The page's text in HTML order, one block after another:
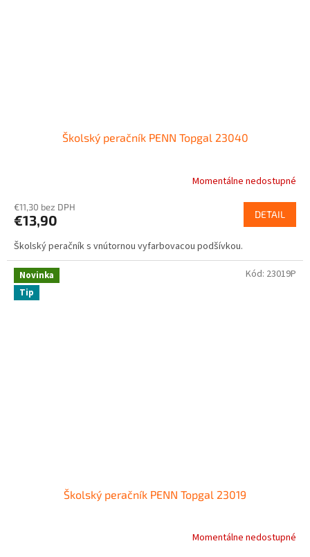
Školský peračník PENN Topgal 23040
Momentálne nedostupné
€11,30 bez DPH
€13,90 DETAIL
Školský peračník s vnútornou vyfarbovacou podšívkou.
Novinka
Tip
Školský peračník PENN Topgal 23019
Momentálne nedostupné
Kód: 23019P